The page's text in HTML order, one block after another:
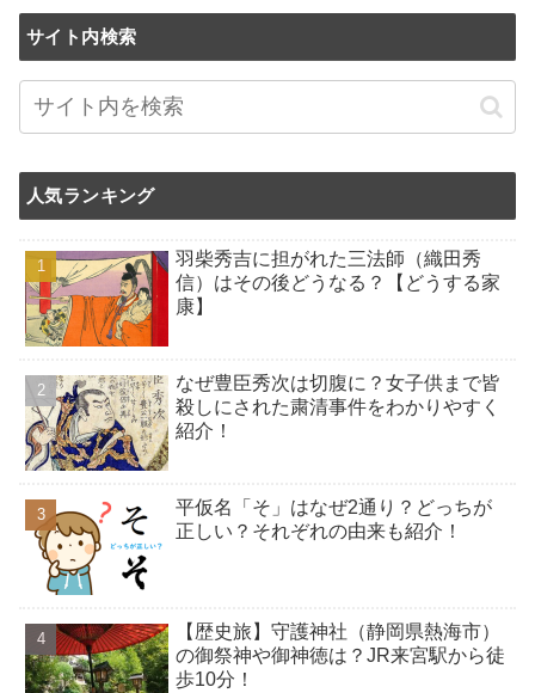
サイト内検索
人気ランキング
羽柴秀吉に担がれた三法師（織田秀
信）はその後どうなる？【どうする家
康】
なぜ豊臣秀次は切腹に？女子供まで皆
殺しにされた粛清事件をわかりやすく
紹介！
平仮名「そ」はなぜ2通り？どっちが
正しい？それぞれの由来も紹介！
【歴史旅】守護神社（静岡県熱海市）
の御祭神や御神徳は？JR来宮駅から徒
歩10分！